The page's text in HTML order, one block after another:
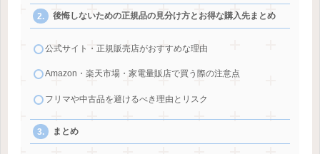
後悔しないための正規品の見分け方とお得な購入先まとめ
公式サイト・正規販売店がおすすめな理由
Amazon・楽天市場・家電量販店で買う際の注意点
フリマや中古品を避けるべき理由とリスク
まとめ